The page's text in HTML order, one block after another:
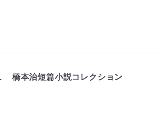
橋本治短篇小説コレクション